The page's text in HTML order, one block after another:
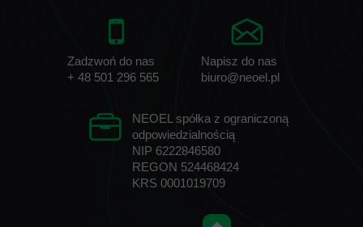
NEOEL spółka z ograniczoną
odpowiedzialnością
NIP 6222846580
REGON 524468424
KRS 0001019709
Zadzwoń do nas
+ 48 501 296 565
Napisz do nas
biuro@neoel.pl